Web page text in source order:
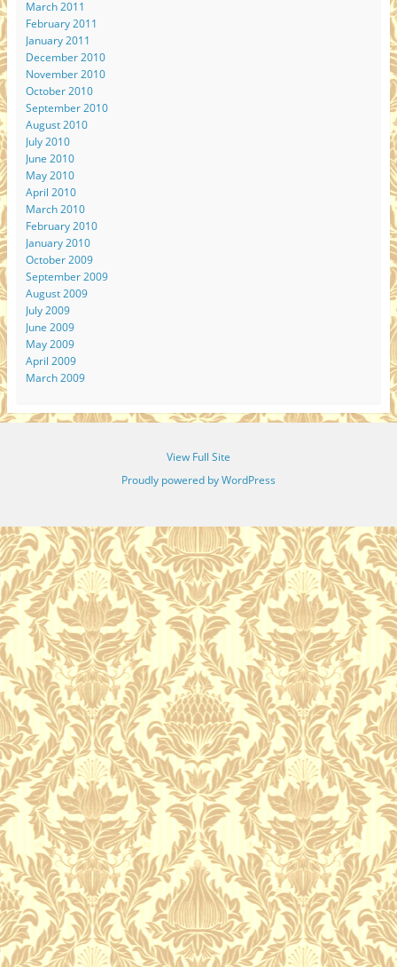
March 2011
February 2011
January 2011
December 2010
November 2010
October 2010
September 2010
August 2010
July 2010
June 2010
May 2010
April 2010
March 2010
February 2010
January 2010
October 2009
September 2009
August 2009
July 2009
June 2009
May 2009
April 2009
March 2009
View Full Site
Proudly powered by WordPress